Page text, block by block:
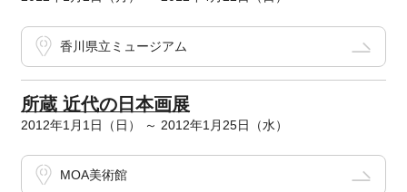
香川県立ミュージアム
所蔵 近代の日本画展
2012年1月1日（日） ～ 2012年1月25日（水）
MOA美術館